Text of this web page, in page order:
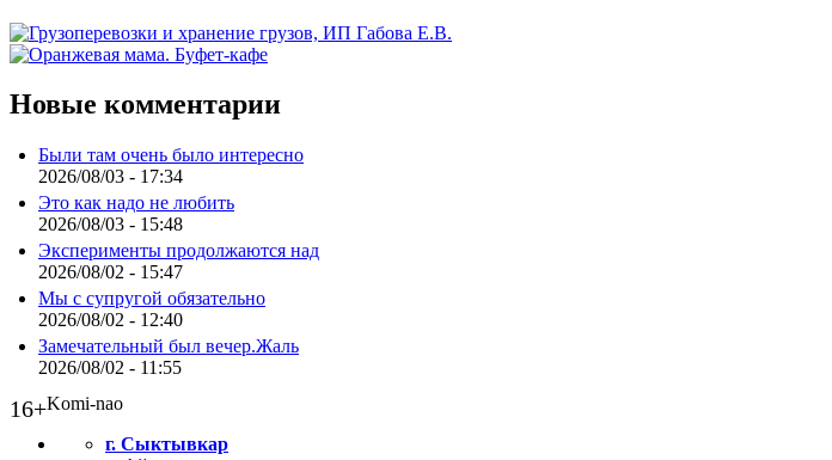
Новые комментарии
Были там очень было интересно
2026/08/03 - 17:34
Это как надо не любить
2026/08/03 - 15:48
Эксперименты продолжаются над
2026/08/02 - 15:47
Мы с супругой обязательно
2026/08/02 - 12:40
Замечательный был вечер.Жаль
2026/08/02 - 11:55
16+Komi-nao
г. Сыктывкар